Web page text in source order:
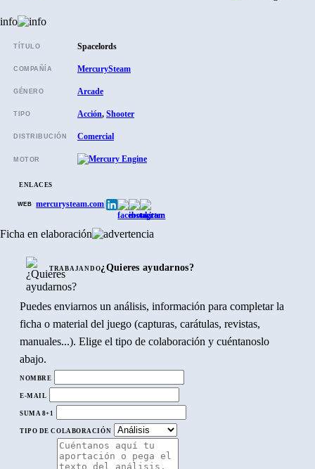
Ficha en elaboración
TRABAJANDO¿Quieres ayudarnos?
Puedes enviarnos un análisis, información para completar la
ficha o material del juego (capturas, carátulas, revistas,
manuales...). Elige el tipo de colaboración y cuéntanoslo
abajo.
NOMBRE
E-MAIL
SUMA 8+1
TIPO DE COLABORACIÓN
info
TÍTULO Spacelords
COMPAÑÍA MercurySteam
GÉNERO Arcade
TIPO Acción, Shooter
DISTRIBUCIÓN Comercial
MOTOR
ENLACES
WEB mercurysteam.com